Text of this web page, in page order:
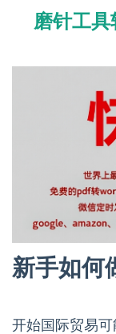
磨针工具
新手如何
开始国际贸易